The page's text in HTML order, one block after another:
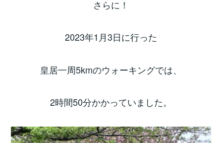
さらに！
2023年1月3日に行った
皇居一周5kmのウォーキングでは、
2時間50分かかっていました。